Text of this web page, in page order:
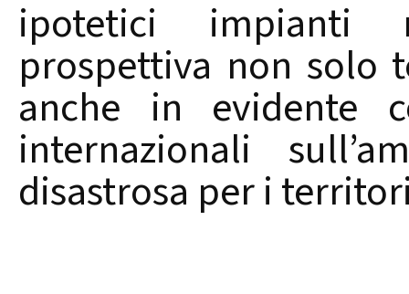
ipotetici impianti
prospettiva non solo
anche in evidente
internazionali
disastrosa per i